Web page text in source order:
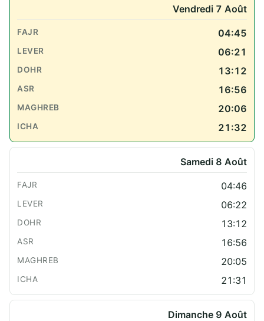
Vendredi 7 Août
04:45
06:21
13:12
16:56
20:06
21:32
Samedi 8 Août
04:46
06:22
13:12
16:56
20:05
21:31
Dimanche 9 Août